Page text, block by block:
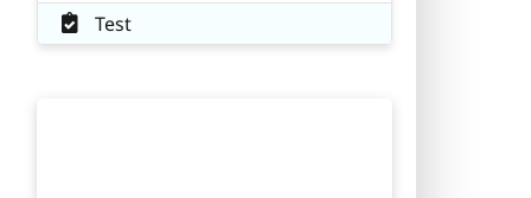
Test